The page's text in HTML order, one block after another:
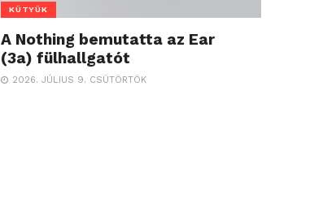
KÜTYÜK
A Nothing bemutatta az Ear
(3a) fülhallgatót
2026. JÚLIUS 9. CSÜTÖRTÖK